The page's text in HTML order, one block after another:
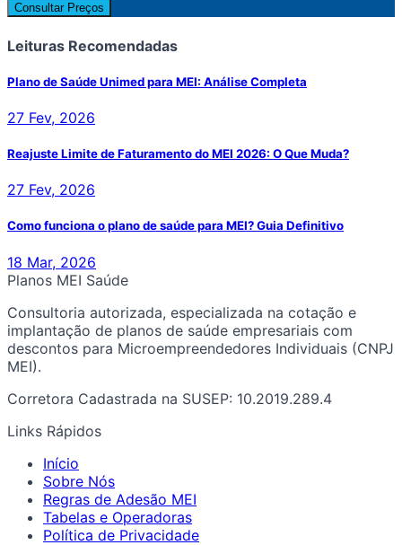
Consultar Preços
Leituras Recomendadas
Plano de Saúde Unimed para MEI: Análise Completa
27 Fev, 2026
Reajuste Limite de Faturamento do MEI 2026: O Que Muda?
27 Fev, 2026
Como funciona o plano de saúde para MEI? Guia Definitivo
18 Mar, 2026
Planos MEI Saúde
Consultoria autorizada, especializada na cotação e
implantação de planos de saúde empresariais com
descontos para Microempreendedores Individuais (CNPJ
MEI).
Corretora Cadastrada na SUSEP: 10.2019.289.4
Links Rápidos
Início
Sobre Nós
Regras de Adesão MEI
Tabelas e Operadoras
Política de Privacidade